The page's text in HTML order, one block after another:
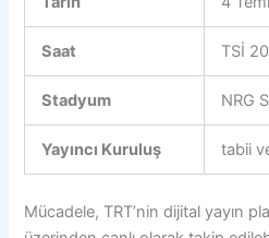
Saat TSİ
Stadyum NRG
Yayıncı Kuruluş tabii
Mücadele, TRT’nin dijital yayın